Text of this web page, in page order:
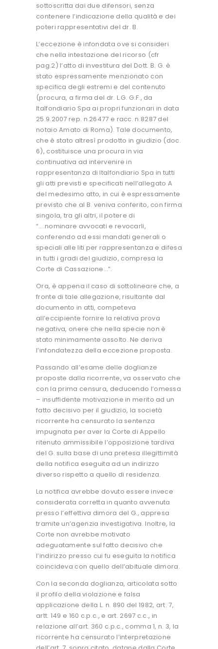
sottoscritta dai due difensori, senza
contenere l’indicazione della qualità e dei
poteri rappresentativi del dr. B.
L’eccezione è infondata ove si consideri
che nella intestazione del ricorso (cfr
pag.2) l’atto di investitura del Dott. B. G. è
stato espressamente menzionato con
specifica degli estremi e del contenuto
(procura, a firma del dr. L.G. G.F., da
Italfondiario Spa ai propri funzionari in data
25.9.2007 rep. n.26477 e racc. n.8287 del
notaio Amato di Roma). Tale documento,
che è stato altresì prodotto in giudizio (doc.
6), costituisce una procura in via
continuativa ad intervenire in
rappresentanza di Italfondiario Spa in tutti
gli atti previsti e specificati nell’allegato A
del medesimo atto, in cui è espressamente
previsto che al B. veniva conferito, con firma
singola, tra gli altri, il potere di
“….nominare avvocati e revocarli,
conferendo ad essi mandati generali o
speciali alle liti per rappresentanza e difesa
in tutti i gradi del giudizio, compresa la
Corte di Cassazione…”.
Ora, è appena il caso di sottolineare che, a
fronte di tale allegazione, risultante dal
documento in atti, competeva
all’eccipiente fornire la relativa prova
negativa, onere che nella specie non è
stato minimamente assolto. Ne deriva
l’infondatezza della eccezione proposta.
Passando all’esame delle doglianze
proposte dalla ricorrente, va osservato che
con la prima censura, deducendo l’omessa
– insuffidente motivazione in merito ad un
fatto decisivo per il giudizio, la società
ricorrente ha censurato la sentenza
impugnata per aver la Corte di Appello
ritenuto ammissibile l’opposizione tardiva
del G. sulla base di una pretesa illegittimità
della notifica eseguita ad un indirizzo
diverso rispetto a quello di residenza.
La notifica avrebbe dovuto essere invece
considerata corretta in quanto avvenuta
presso l’effettiva dimora del G., appresa
tramite un’agenzia investigativa. Inoltre, la
Corte non avrebbe motivato
adeguatamente sul fatto decisivo che
l’indirizzo presso cui fu eseguita la notifica
coincideva con quello dell’abituale dimora.
Con la seconda doglianza, articolata sotto
il profilo della violazione e falsa
applicazione della L. n. 890 del 1982, art. 7,
artt. 149 e 160 c.p.c., e art. 2697 c.c., in
relazione all’art. 360 c.p.c., comma 1, n. 3, la
ricorrente ha censurato l’interpretazione